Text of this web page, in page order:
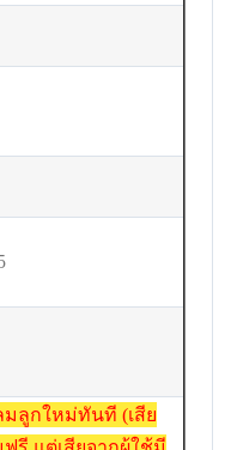
มลูกใหม่ทันที (เสีย